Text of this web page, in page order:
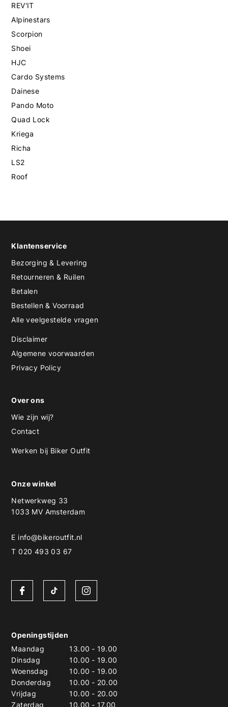
REV'IT
Alpinestars
Scorpion
Shoei
HJC
Cardo Systems
Dainese
Pando Moto
Quad Lock
Kriega
Richa
LS2
Roof
Klantenservice
Bezorging & Levering
Retourneren & Ruilen
Betalen
Bestellen & Voorraad
Alle veelgestelde vragen
Disclaimer
Algemene voorwaarden
Privacy Policy
Over ons
Wie zijn wij?
Contact
Werken bij Biker Outfit
Onze winkel
Netwerkweg 33
1033 MV Amsterdam
E info@bikeroutfit.nl
T 020 493 03 67
Openingstijden
Maandag
13.00 - 19.00
Dinsdag
10.00 - 19.00
Woensdag
10.00 - 19.00
Donderdag
10.00 - 20.00
Vrijdag
10.00 - 20.00
Zaterdag
10.00 - 17.00